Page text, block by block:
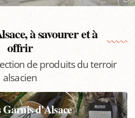
à savourer et à
offrir
de produits du terroir
alsacien
Garnis d'Alsace